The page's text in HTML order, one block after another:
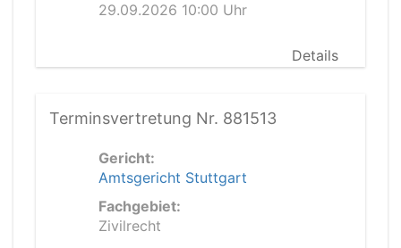
29.09.2026 10:00 Uhr
Details
Terminsvertretung Nr. 881513
Gericht:
Amtsgericht Stuttgart
Fachgebiet:
Zivilrecht